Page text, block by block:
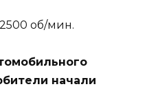
об/мин.
начали